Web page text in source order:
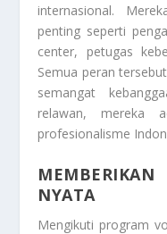
internasional.
penting seperti
center, petugas
Semua peran
semangat
relawan, mereka
profesionalisme
NYATA
Mengikuti program